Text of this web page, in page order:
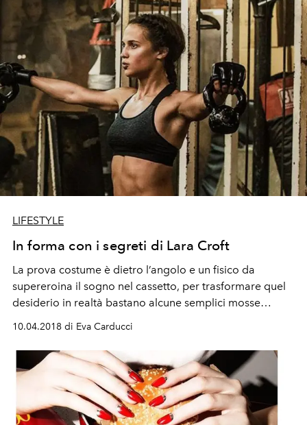
LIFESTYLE
In forma con i segreti di Lara Croft
La prova costume è dietro l’angolo e un fisico da
supereroina il sogno nel cassetto, per trasformare quel
desiderio in realtà bastano alcune semplici mosse
definite come il “Magnus Method”
10.04.2018 di Eva Carducci